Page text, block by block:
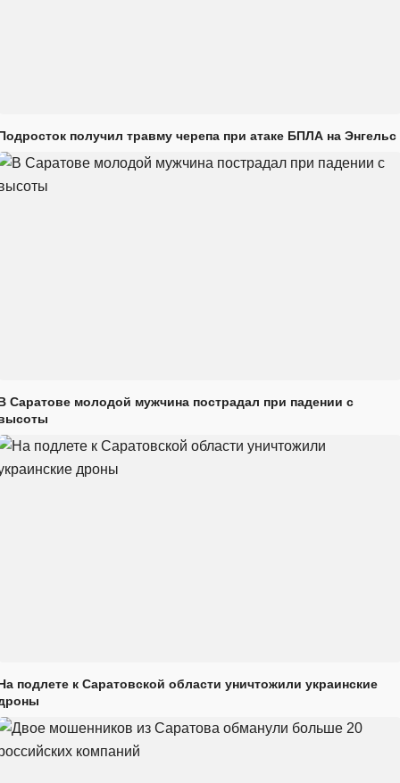
получил травму черепа при атаке БПЛА на Энгельс
Саратове молодой мужчина пострадал при падении с
подлете к Саратовской области уничтожили украинские